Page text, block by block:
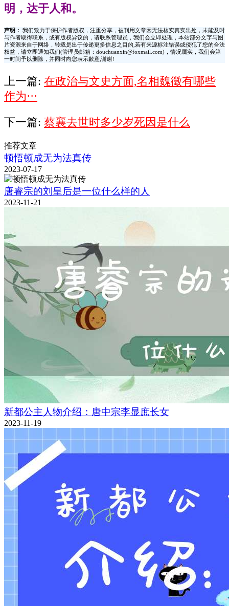
明，达于人和。
声明：
我们致力于保护作者版权，注重分享，被刊用文章因无法核实真实出处，未能及时
与作者取得联系，或有版权异议的，请联系管理员，我们会立即处理，本站部分文字与图
片资源来自于网络，转载是出于传递更多信息之目的,若有来源标注错误或侵犯了您的合法
权益，请立即通知我们(管理员邮箱：douchuanxin@foxmail.com)，情况属实，我们会第
一时间予以删除，并同时向您表示歉意,谢谢!
上一篇: 在政治与文史方面,名相魏徵有哪些
作为···
下一篇: 蔡襄去世时多少岁死因是什么
推荐文章
顿悟顿成无为法真传
2023-07-17
唐睿宗的刘皇后是一位什么样的人
2023-11-21
新都公主人物介绍：唐中宗李显庶长女
2023-11-19